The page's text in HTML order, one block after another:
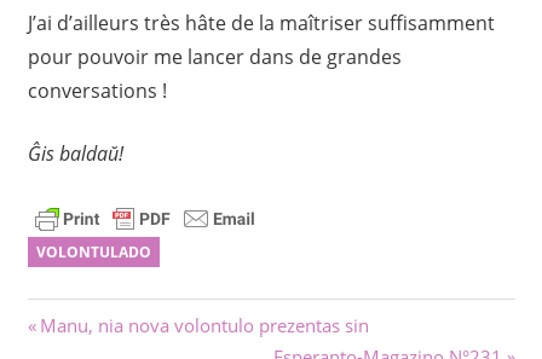
J’ai d’ailleurs très hâte de la maîtriser suffisamment
pour pouvoir me lancer dans de grandes
conversations !
Ĝis baldaŭ!
VOLONTULADO
Navigado
Antaŭa
Manu, nia nova volontulo prezentas sin